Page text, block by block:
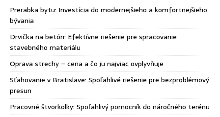
Prerabka bytu: Investícia do modernejšieho a komfortnejšieho
bývania
Drvička na betón: Efektívne riešenie pre spracovanie
stavebného materiálu
Oprava strechy – cena a čo ju najviac ovplyvňuje
Sťahovanie v Bratislave: Spoľahlivé riešenie pre bezproblémový
presun
Pracovné štvorkolky: Spoľahlivý pomocník do náročného terénu